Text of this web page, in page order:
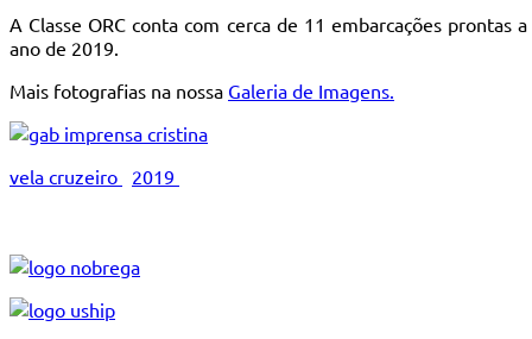
A Classe ORC conta com cerca de 11 embarcações
ano de 2019.
Mais fotografias na nossa Galeria de Imagens.
vela cruzeiro 2019